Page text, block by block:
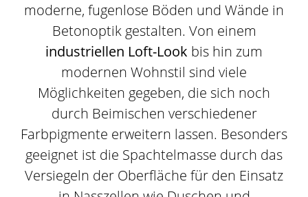
moderne, fugenlose Böden und Wände in
Betonoptik gestalten. Von einem
industriellen Loft-Look bis hin zum
modernen Wohnstil sind viele
Möglichkeiten gegeben, die sich noch
durch Beimischen verschiedener
Farbpigmente erweitern lassen. Besonders
geeignet ist die Spachtelmasse durch das
Versiegeln der Oberfläche für den Einsatz